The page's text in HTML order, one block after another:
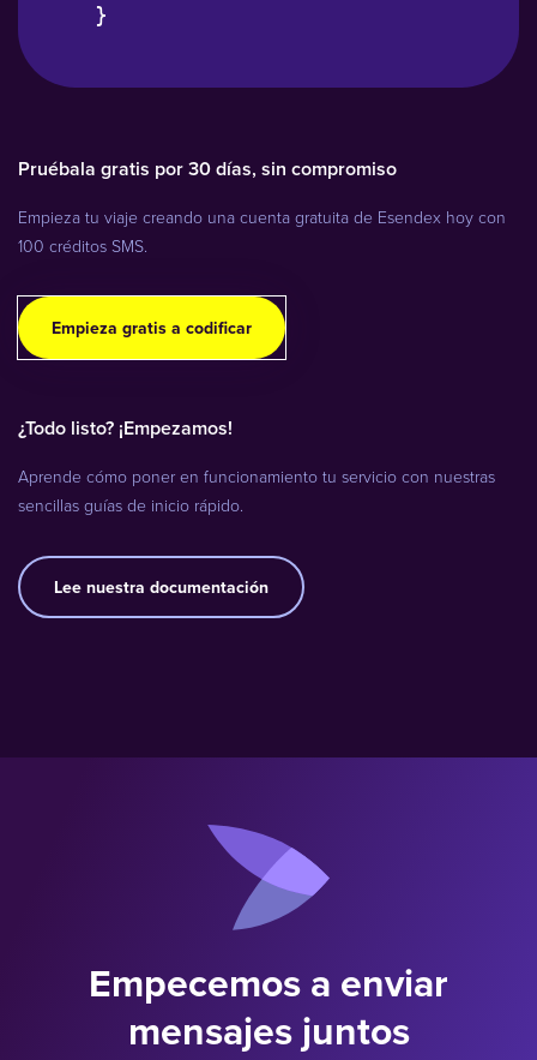
}
Pruébala gratis por 30 días, sin compromiso
Empieza tu viaje creando una cuenta gratuita de Esendex hoy con
100 créditos SMS.
Empieza gratis a codificar
¿Todo listo? ¡Empezamos!
Aprende cómo poner en funcionamiento tu servicio con nuestras
sencillas guías de inicio rápido.
Lee nuestra documentación
Empecemos a enviar
mensajes juntos